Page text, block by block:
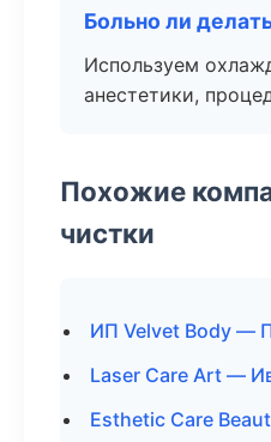
Больно ли
Используем
анестетики,
Похожие
чистки
ИП Velvet Body —
Laser Care Art —
Esthetic Care